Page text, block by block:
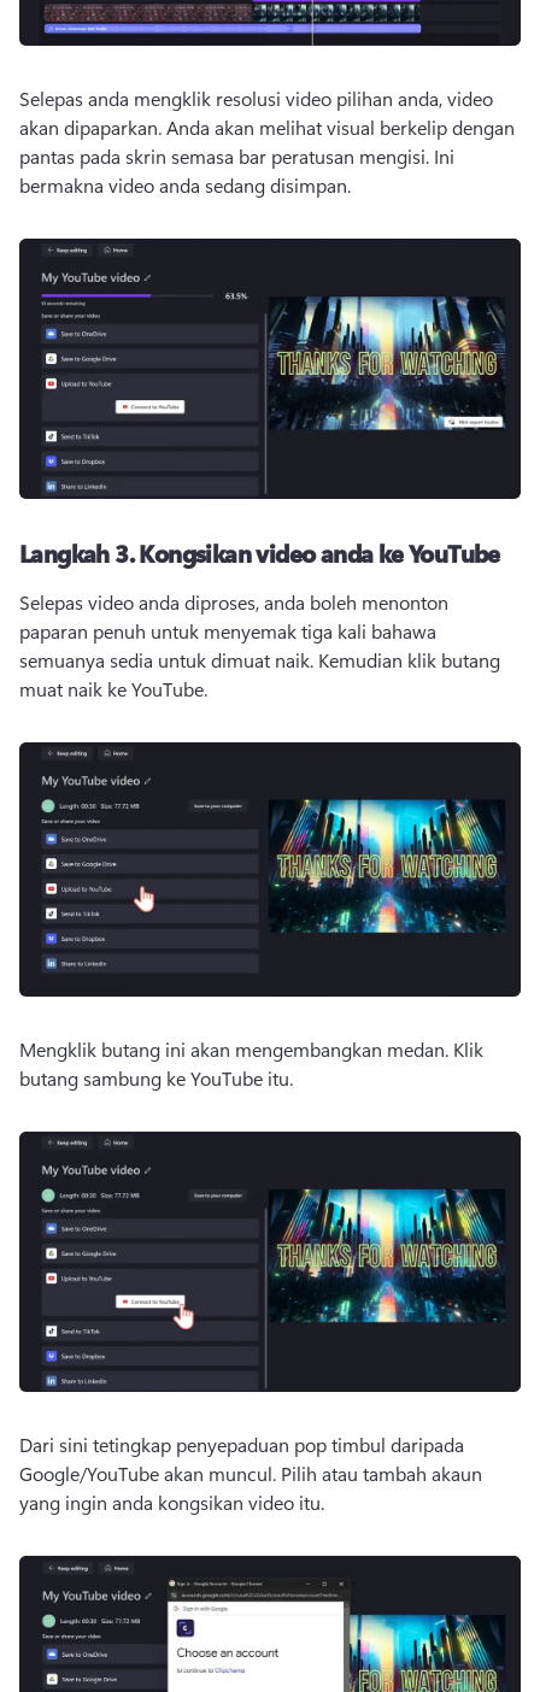
Selepas anda mengklik resolusi video pilihan anda, video
akan dipaparkan. Anda akan melihat visual berkelip dengan
pantas pada skrin semasa bar peratusan mengisi. Ini
bermakna video anda sedang disimpan.
Langkah 3.Kongsikan video anda ke YouTube
Selepas video anda diproses, anda boleh menonton
paparan penuh untuk menyemak tiga kali bahawa
semuanya sedia untuk dimuat naik. Kemudian klik butang
muat naik ke YouTube.
Mengklik butang ini akan mengembangkan medan. Klik
butang sambung ke YouTube itu.
Dari sini tetingkap penyepaduan pop timbul daripada
Google/YouTube akan muncul. Pilih atau tambah akaun
yang ingin anda kongsikan video itu.